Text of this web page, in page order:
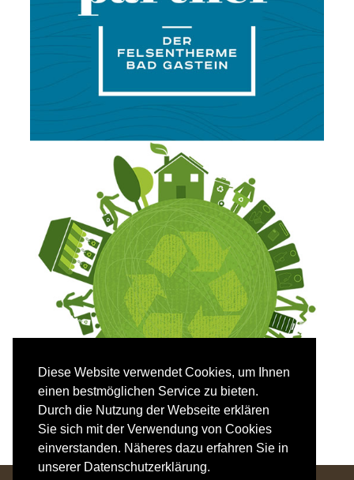
Diese Website verwendet Cookies, um Ihnen
einen bestmöglichen Service zu bieten.
Durch die Nutzung der Webseite erklären
Sie sich mit der Verwendung von Cookies
einverstanden. Näheres dazu erfahren Sie in
unserer Datenschutzerklärung.